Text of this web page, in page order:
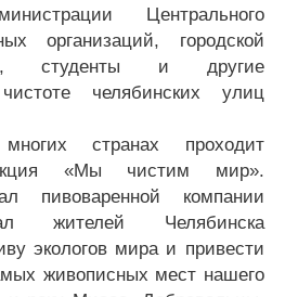
Центрального
организаций, городской
студенты и другие
челябинских улиц
странах проходит
акция «Мы чистим мир».
пивоваренной компании
жителей Челябинска
экологов мира и привести
живописных мест нашего